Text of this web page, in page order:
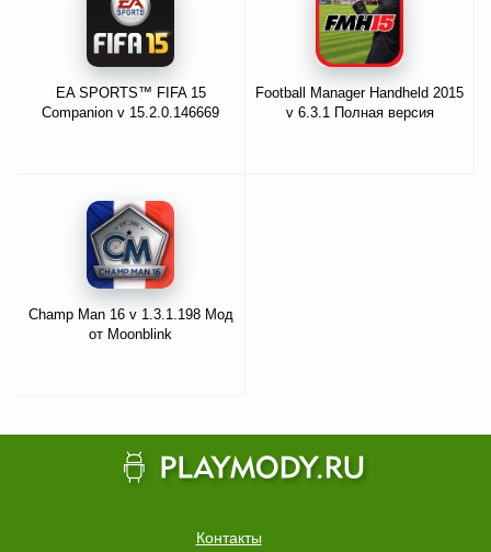
EA SPORTS™ FIFA 15
Companion v 15.2.0.146669
Football Manager Handheld 2015
v 6.3.1 Полная версия
Champ Man 16 v 1.3.1.198 Мод
от Moonblink
Контакты